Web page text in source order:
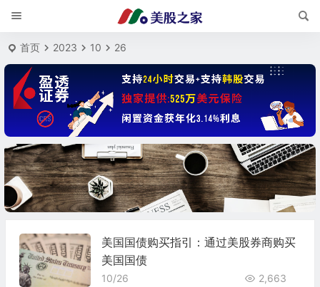
首页 2023 10 26
美国国债购买指引：通过美股券商购买
美国国债
10/26 2,663